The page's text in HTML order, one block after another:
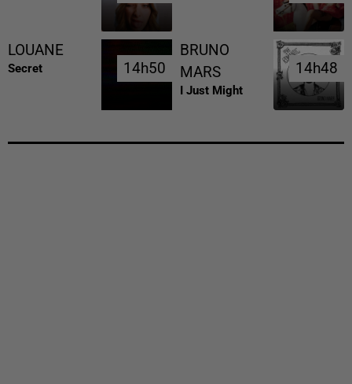
LOUANE
Secret 14h50
14h50
BRUNO
MARS
I Just Might
14h48
14h48